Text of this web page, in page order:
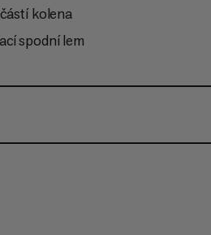
kolena
spodní lem